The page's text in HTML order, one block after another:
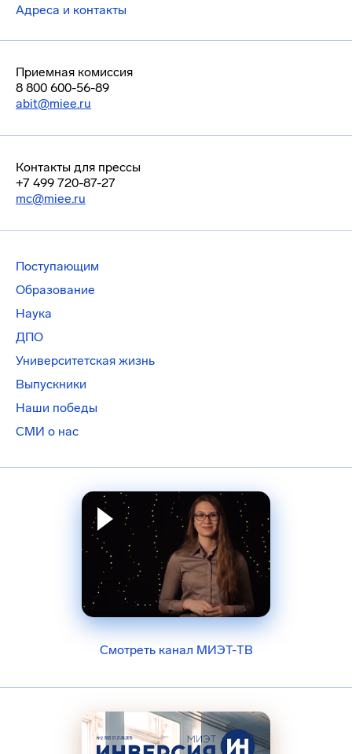
Адреса и контакты
Приемная комиссия
8 800 600-56-89
abit@miee.ru
Контакты для прессы
+7 499 720-87-27
mc@miee.ru
Поступающим
Образование
Наука
ДПО
Университетская жизнь
Выпускники
Наши победы
СМИ о нас
Смотреть канал МИЭТ-ТВ